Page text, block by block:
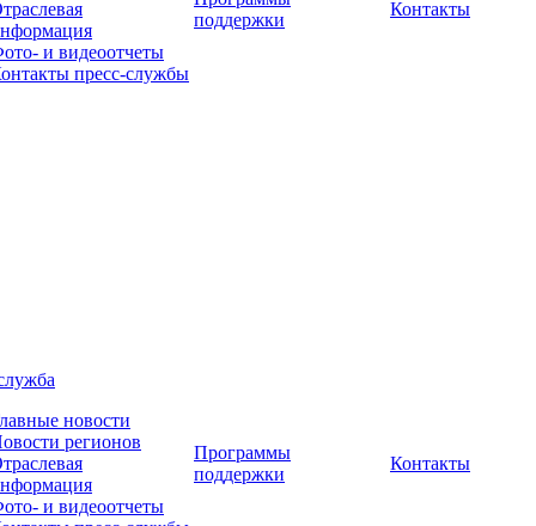
и видеоотчеты
пресс-службы
поддержки
Контакты
новости
регионов
и видеоотчеты
Программы
поддержки
Контакты